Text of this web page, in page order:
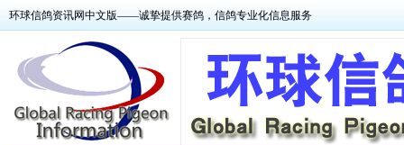
环球信鸽资讯网中文版——诚挚提供赛鸽，信鸽专业化信息服务